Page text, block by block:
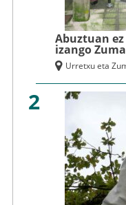
Abuztuan
izango
Urretxu eta
2